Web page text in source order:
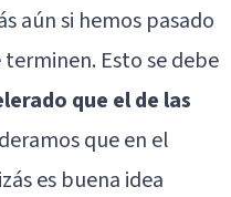
aún si hemos pasado
Esto se debe
que el de las
que en el
es buena idea